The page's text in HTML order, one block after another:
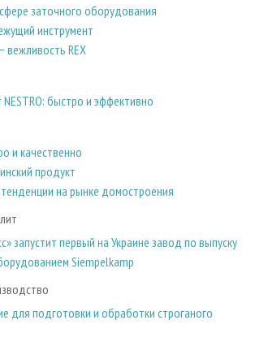
заточного оборудования
инструмент
вежливость REX
быстро и эффективно
и качественно
продукт
на рынке домостроения
запустит первый на Украине завод по выпуску
Siempelkamp
для подготовки и обработки строганого